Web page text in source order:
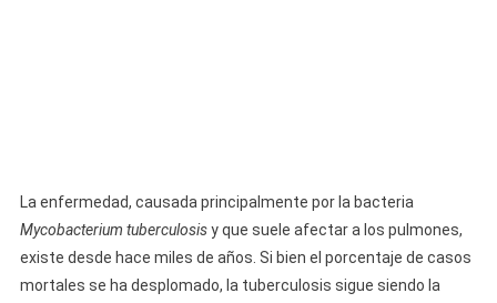
La enfermedad, causada principalmente por la bacteria
Mycobacterium tuberculosisy que suele afectar a los pulmones,
existe desde hace miles de años. Si bien el porcentaje de casos
mortales se ha desplomado, la tuberculosis sigue siendo la